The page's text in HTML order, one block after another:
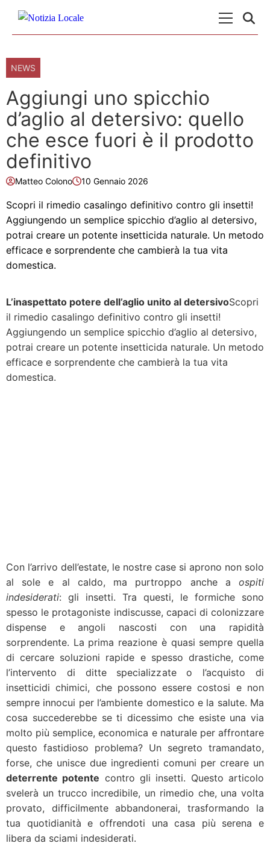
NEWS
Aggiungi uno spicchio
d’aglio al detersivo: quello
che esce fuori è il prodotto
definitivo
Matteo Colono 10 Gennaio 2026
Scopri il rimedio casalingo definitivo contro gli insetti!
Aggiungendo un semplice spicchio d’aglio al detersivo,
potrai creare un potente insetticida naturale. Un metodo
efficace e sorprendente che cambierà la tua vita
domestica.
L’inaspettato potere dell’aglio unito al detersivoScopri
il rimedio casalingo definitivo contro gli insetti!
Aggiungendo un semplice spicchio d’aglio al detersivo,
potrai creare un potente insetticida naturale. Un metodo
efficace e sorprendente che cambierà la tua vita
domestica.
Con l’arrivo dell’estate, le nostre case si aprono non solo
al sole e al caldo, ma purtroppo anche a ospiti
indesiderati: gli insetti. Tra questi, le formiche sono
spesso le protagoniste indiscusse, capaci di colonizzare
dispense e angoli nascosti con una rapidità
sorprendente. La prima reazione è quasi sempre quella
di cercare soluzioni rapide e spesso drastiche, come
l’intervento di ditte specializzate o l’acquisto di
insetticidi chimici, che possono essere costosi e non
sempre innocui per l’ambiente domestico e la salute. Ma
cosa succederebbe se ti dicessimo che esiste una via
molto più semplice, economica e naturale per affrontare
questo fastidioso problema? Un segreto tramandato,
forse, che unisce due ingredienti comuni per creare un
deterrente potente contro gli insetti. Questo articolo
svelerà un trucco incredibile, un rimedio che, una volta
provato, difficilmente abbandonerai, trasformando la
tua quotidianità e offrendoti una casa più serena e
libera da sciami indesiderati.